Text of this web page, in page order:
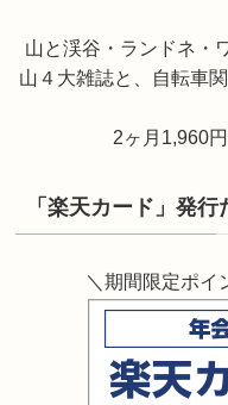
山と渓谷・ランドネ・
山４大雑誌と、自転車
2ヶ月1,960
「楽天カード」発
＼期間限定ポイ